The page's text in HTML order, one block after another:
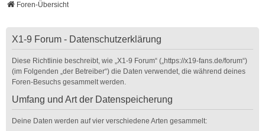
Foren-Übersicht
X1-9 Forum - Datenschutzerklärung
Diese Richtlinie beschreibt, wie „X1-9 Forum“ („https://x19-fans.de/forum“)
(im Folgenden „der Betreiber“) die Daten verwendet, die während deines
Foren-Besuchs gesammelt werden.
Umfang und Art der Datenspeicherung
Deine Daten werden auf vier verschiedene Arten gesammelt: